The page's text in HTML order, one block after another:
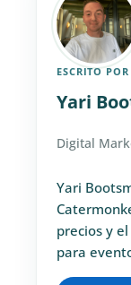
ESCRITO POR
Yari
Digital
Yari
precios y
para